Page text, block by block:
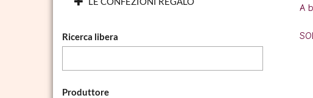
Ricerca libera
Produttore
A